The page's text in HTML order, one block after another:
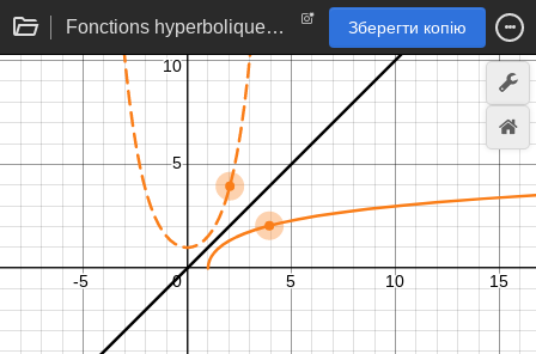
Fonctions hyperboliques réciproques Зберегти копію